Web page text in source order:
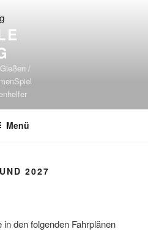
/
Menü
2027
den folgenden Fahrplänen